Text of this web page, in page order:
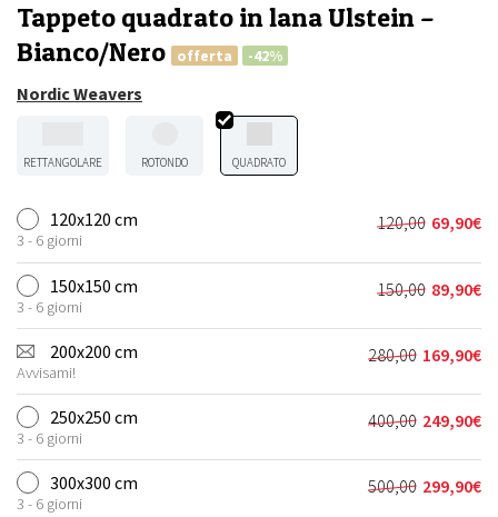
Tappeto quadrato in lana Ulstein –
Bianco/Nero
offerta -42%
Nordic Weavers
RETTANGOLARE ROTONDO QUADRATO
120x120 cm
3 - 6 giorni
120,00
Il
prezzo
originale
era:
120,00€.
69,90€
Il
prezzo
attuale
è:
69,90€.
150x150 cm
3 - 6 giorni
150,00
Il
prezzo
originale
era:
150,00€.
89,90€
Il
prezzo
attuale
è:
89,90€.
200x200 cm
Avvisami!
280,00
Il
prezzo
originale
era:
280,00€.
169,90€
Il
prezzo
attuale
è:
169,90€.
250x250 cm
3 - 6 giorni
400,00
Il
prezzo
originale
era:
249,90€
Il
prezzo
attuale
è:
300x300 cm
3 - 6 giorni
500,00
Il 299,90€
Il